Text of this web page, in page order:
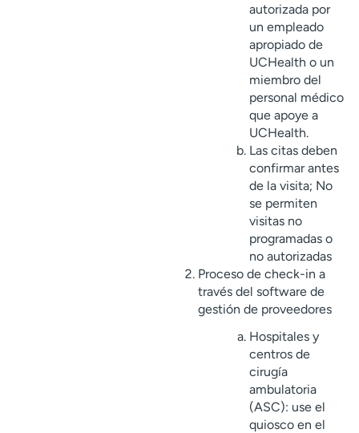
autorizada por
un empleado
apropiado de
UCHealth o un
miembro del
personal médico
que apoye a
UCHealth.
Las citas deben
confirmar antes
de la visita; No
se permiten
visitas no
programadas o
no autorizadas
Proceso de check-in a
través del software de
gestión de proveedores
Hospitales y
centros de
cirugía
ambulatoria
(ASC): use el
quiosco en el